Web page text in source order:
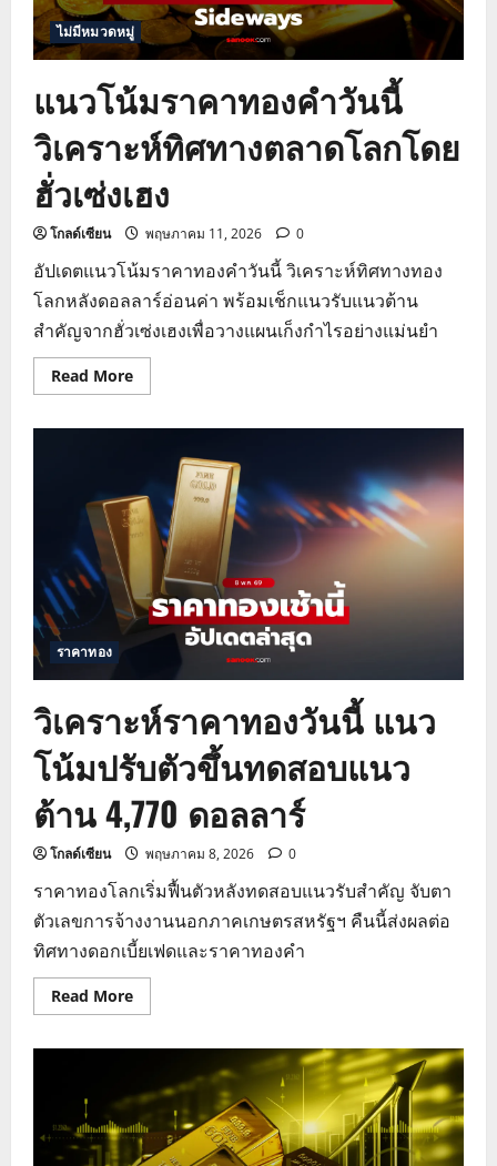
ไม่มีหมวดหมู่
แนวโน้มราคาทองคำวันนี้
วิเคราะห์ทิศทางตลาดโลกโดย
ฮั่วเซ่งเฮง
โกลด์เซียน พฤษภาคม 11, 2026 0
อัปเดตแนวโน้มราคาทองคำวันนี้ วิเคราะห์ทิศทางทอง
โลกหลังดอลลาร์อ่อนค่า พร้อมเช็กแนวรับแนวต้าน
สำคัญจากฮั่วเซ่งเฮงเพื่อวางแผนเก็งกำไรอย่างแม่นยำ
Read MoreRead
more
นี้
วิเคราะห์
ทิศทาง
ตลาด
ฮั่ว
เซ่ง
เฮง
ราคาทอง
วิเคราะห์ราคาทองวันนี้ แนว
โน้มปรับตัวขึ้นทดสอบแนว
ต้าน 4,770 ดอลลาร์
โกลด์เซียน พฤษภาคม 8, 2026 0
ราคาทองโลกเริ่มฟื้นตัวหลังทดสอบแนวรับสำคัญ จับตา
ตัวเลขการจ้างงานนอกภาคเกษตรสหรัฐฯ คืนนี้ส่งผลต่อ
ทิศทางดอกเบี้ยเฟดและราคาทองคำ
Read MoreRead
more
นี้
แนว
โน้ม
ปรับ